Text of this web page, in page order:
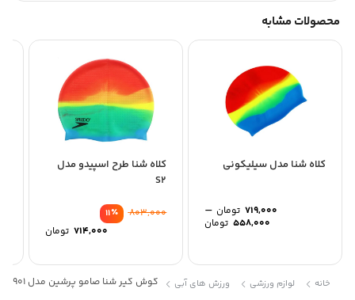
محصولات مشابه
کلاه شنا مدل سیلیکونی
719,000 تومان –
558,000 تومانPrice
through
کلاه شنا طرح اسپیدو مدل
S2
٪11
803,000
714,000 تومان
خانه لوازم ورزشی ورزش های آبی گوش گیر شنا صامو پرشین مدل 46901